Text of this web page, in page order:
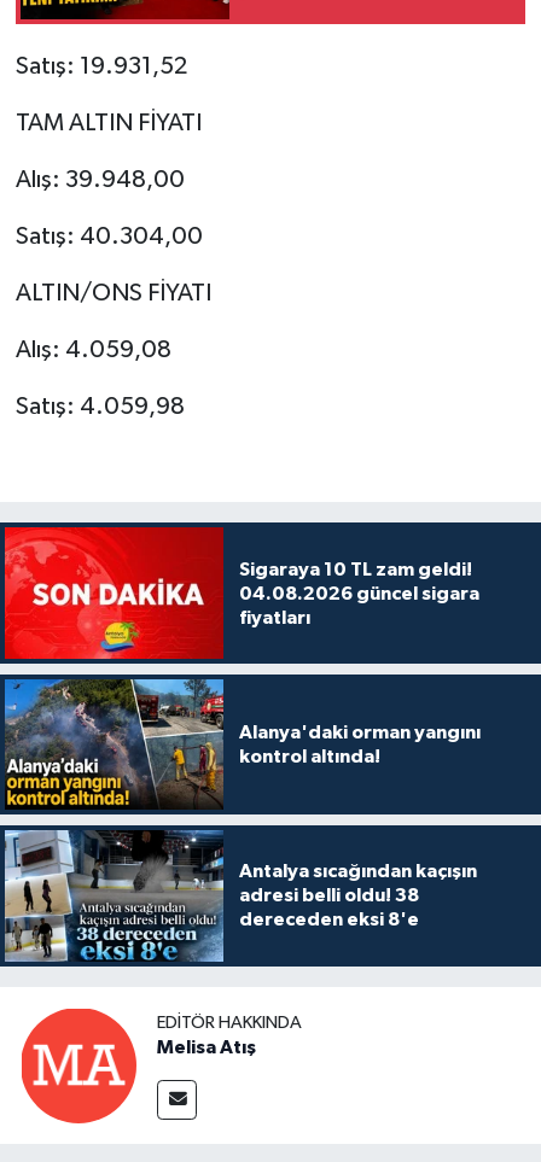
Satış: 19.931,52
TAM ALTIN FİYATI
Alış: 39.948,00
Satış: 40.304,00
ALTIN/ONS FİYATI
Alış: 4.059,08
Satış: 4.059,98
Sigaraya 10 TL zam geldi!
04.08.2026 güncel sigara
fiyatları
Alanya'daki orman yangını
kontrol altında!
Antalya sıcağından kaçışın
adresi belli oldu! 38
dereceden eksi 8'e
EDITÖR HAKKINDA
Melisa Atış